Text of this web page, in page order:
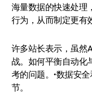
海量数据的快速处理
行为，从而制定更有
许多站长表示，虽然
战。如何平衡自动化
考的问题。•数据安
节。